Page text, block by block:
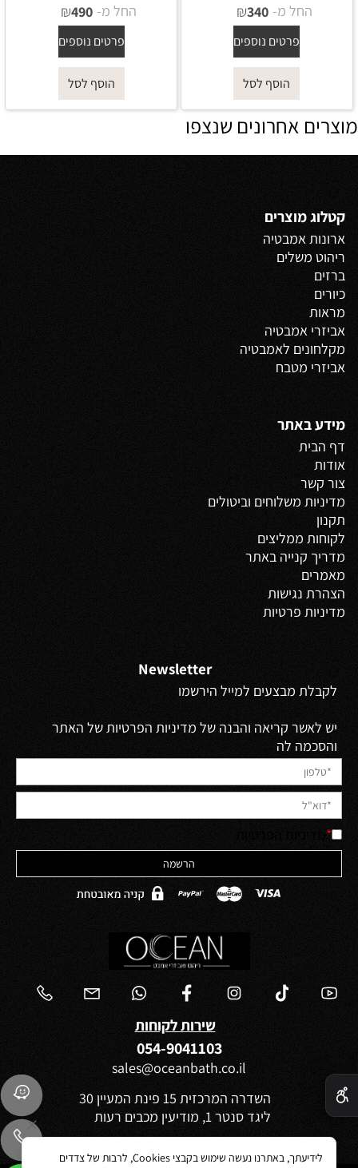
החל מ- ₪340
פרטים נוספים
הוסף לסל
החל מ- ₪490
פרטים נוספים
הוסף לסל
מוצרים אחרונים שנצפו
קטלוג מוצרים
ארונות אמבטיה
ריהוט משלים
ברזים
כיורים
מראות
אביזרי אמבטיה
מקלחונים לאמבטיה
אביזרי מטבח
מידע באתר
דף הבית
אודות
צור קשר
מדיניות משלוחים וביטולים
תקנון
לקוחות ממליצים
מדריך קנייה באתר
מאמרים
הצהרת נגישות
מדיניות פרטיות
Newsletter
לקבלת מבצעים למייל הירשמו
יש לאשר קריאה והבנה של מדיניות הפרטיות של האתר
והסכמה לה
*
שירות לקוחות
054-9041103
sales@oceanbath.co.il
השדרה המרכזית 15 פינת המעיין 30
ליגד סנטר 1, מודיעין מכבים רעות
לידיעתך, באתרנו נעשה שימוש בקבצי Cookies, לרבות של צדדים